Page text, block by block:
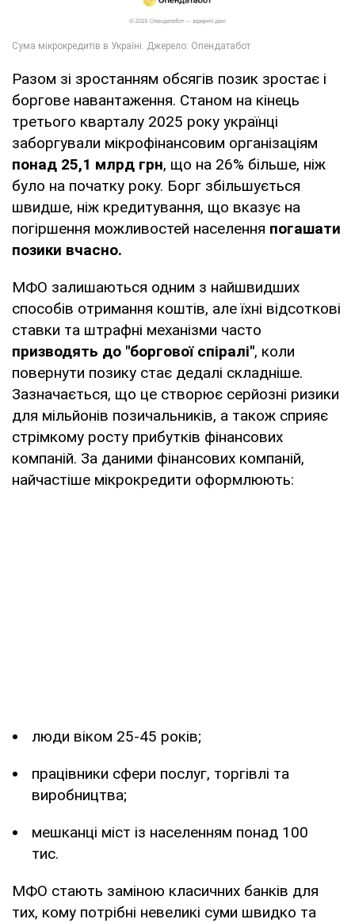
Разом зі зростанням обсягів позик зростає і
боргове навантаження. Станом на кінець
третього кварталу 2025 року українці
заборгували мікрофінансовим організаціям
понад 25,1 млрд грн, що на 26% більше, ніж
було на початку року. Борг збільшується
швидше, ніж кредитування, що вказує на
погіршення можливостей населення погашати
позики вчасно.
МФО залишаються одним з найшвидших
способів отримання коштів, але їхні відсоткові
ставки та штрафні механізми часто
призводять до "боргової спіралі", коли
повернути позику стає дедалі складніше.
Зазначається, що це створює серйозні ризики
для мільйонів позичальників, а також сприяє
стрімкому росту прибутків фінансових
компаній. За даними фінансових компаній,
найчастіше мікрокредити оформлюють:
люди віком 25-45 років;
працівники сфери послуг, торгівлі та
виробництва;
мешканці міст із населенням понад 100
тис.
МФО стають заміною класичних банків для
тих, кому потрібні невеликі суми швидко та